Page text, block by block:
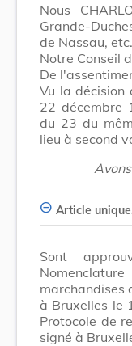
Nous
Grande-
de Nassau,
Notre Conseil
De
Vu la décision
22 décembre
du 23 du
lieu à second
Article
Sont
marchandises
à Bruxelles le
Protocole de
signé à